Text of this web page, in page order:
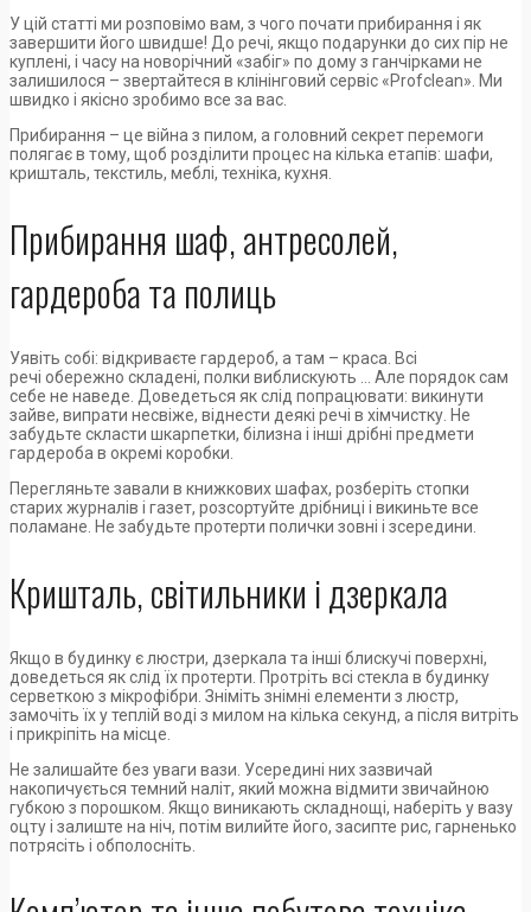
У цій статті ми розповімо вам, з чого почати прибирання і як
завершити його швидше! До речі, якщо подарунки до сих пір не
куплені, і часу на новорічний «забіг» по дому з ганчірками не
залишилося – звертайтеся в клінінговий сервіс «Profclean». Ми
швидко і якісно зробимо все за вас.
Прибирання – це війна з пилом, а головний секрет перемоги
полягає в тому, щоб розділити процес на кілька етапів: шафи,
кришталь, текстиль, меблі, техніка, кухня.
Прибирання шаф, антресолей,
гардероба та полиць
Уявіть собі: відкриваєте гардероб, а там – краса. Всі
речі обережно складені, полки виблискують … Але порядок сам
себе не наведе. Доведеться як слід попрацювати: викинути
зайве, випрати несвіже, віднести деякі речі в хімчистку. Не
забудьте скласти шкарпетки, білизна і інші дрібні предмети
гардероба в окремі коробки.
Перегляньте завали в книжкових шафах, розберіть стопки
старих журналів і газет, розсортуйте дрібниці і викиньте все
поламане. Не забудьте протерти полички зовні і зсередини.
Кришталь, світильники і дзеркала
Якщо в будинку є люстри, дзеркала та інші блискучі поверхні,
доведеться як слід їх протерти. Протріть всі стекла в будинку
серветкою з мікрофібри. Зніміть знімні елементи з люстр,
замочіть їх у теплій воді з милом на кілька секунд, а після витріть
і прикріпіть на місце.
Не залишайте без уваги вази. Усередині них зазвичай
накопичується темний наліт, який можна відмити звичайною
губкою з порошком. Якщо виникають складнощі, наберіть у вазу
оцту і залиште на ніч, потім вилийте його, засипте рис, гарненько
потрясіть і обполосніть.